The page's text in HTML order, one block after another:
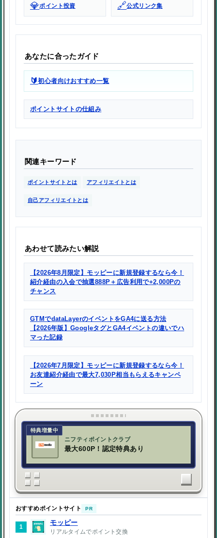
💎ポイント投資 🔗公式リンク集
あなたに合ったガイド
🔰初心者向けおすすめ一覧
ポイントサイトの仕組み
関連キーワード
ポイントサイトとは アフィリエイトとは
自己アフィリエイトとは
あわせて読みたい解説
【2026年8月限定】モッピーに新規登録するなら今！
紹介経由の入会で抽選888P＋広告利用で+2,000Pの
チャンス
GTMでdataLayerのイベントをGA4に送る方法
【2026年版】GoogleタグとGA4イベントの違いでハ
マった記録
【2026年7月限定】モッピーに新規登録するなら今！
お友達紹介経由で最大7,030P相当もらえるキャンペ
ーン
特典増量中
ニフティポイントクラブ
最大600P！認定特典あり
おすすめポイントサイト PR
1
モッピー
リアルタイムでポイント交換